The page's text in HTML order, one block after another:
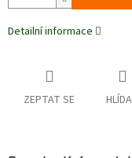
Detailní informace
ZEPTAT SE